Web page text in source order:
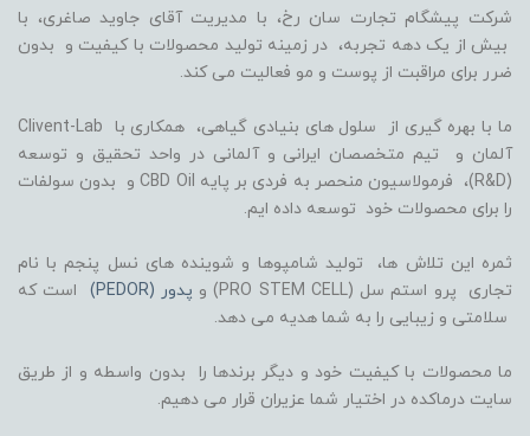
شرکت پیشگام تجارت سان رخ، با مدیریت آقای جاوید صاغری، با
بیش از یک دهه تجربه، در زمینه تولید محصولات با کیفیت و بدون
ضرر برای مراقبت از پوست و مو فعالیت می کند.
ما با بهره گیری از سلول های بنیادی گیاهی، همکاری با Clivent-Lab
آلمان و تیم متخصصان ایرانی و آلمانی در واحد تحقیق و توسعه
(R&D)، فرمولاسیون منحصر به فردی بر پایه CBD Oil و بدون سولفات
را برای محصولات خود توسعه داده ایم.
ثمره این تلاش ها، تولید شامپوها و شوینده های نسل پنجم با نام
تجاری پرو استم سل (PRO STEM CELL) و
پدور (PEDOR)
است که
سلامتی و زیبایی را به شما هدیه می دهد.
ما محصولات با کیفیت خود و دیگر برندها را بدون واسطه و از طریق
سایت درماکده در اختیار شما عزیران قرار می دهیم.